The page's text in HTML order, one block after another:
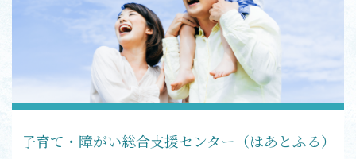
子育て・障がい総合支援センター（はあとふる）